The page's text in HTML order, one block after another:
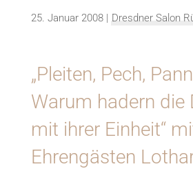
25. Januar 2008| Dresdner Salon
„Pleiten, Pech,
Warum hadern die
mit ihrer Einheit“
Ehrengästen